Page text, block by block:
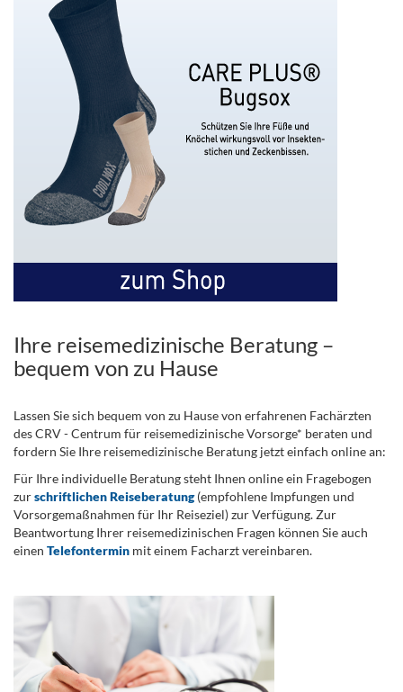
Ihre reisemedizinische Beratung –
bequem von zu Hause
Lassen Sie sich bequem von zu Hause von erfahrenen Fachärzten
des CRV - Centrum für reisemedizinische Vorsorge* beraten und
fordern Sie Ihre reisemedizinische Beratung jetzt einfach online an:
Für Ihre individuelle Beratung steht Ihnen online ein Fragebogen
zurschriftlichen Reiseberatung(empfohlene Impfungen und
Vorsorgemaßnahmen für Ihr Reiseziel) zur Verfügung. Zur
Beantwortung Ihrer reisemedizinischen Fragen können Sie auch
einen Telefontermin mit einem Facharzt vereinbaren.